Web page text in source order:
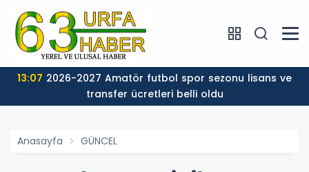
13:07
transfer ücretleri belli oldu
Anasayfa GÜNCEL